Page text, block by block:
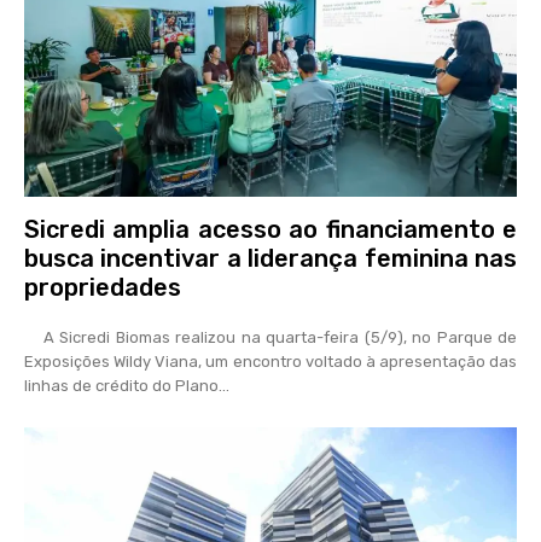
Sicredi amplia acesso ao financiamento e
busca incentivar a liderança feminina nas
propriedades
Exposições Wildy Viana, um encontro voltado à apresentação das
linhas de crédito do Plano...